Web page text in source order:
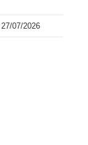
27/07/2026